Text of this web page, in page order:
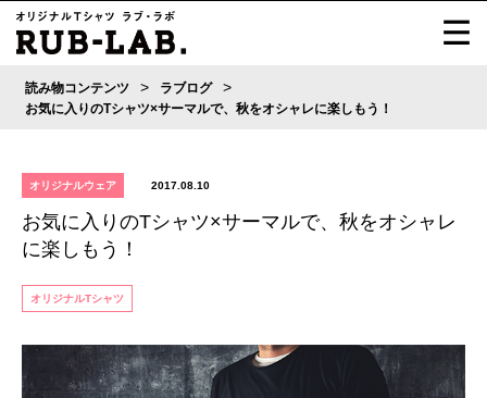
読み物コンテンツ > ラブログ >
お気に入りのTシャツ×サーマルで、秋をオシャレに楽しもう！
オリジナルウェア 2017.08.10
お気に入りのTシャツ×サーマルで、秋をオシャレ
に楽しもう！
オリジナルTシャツ